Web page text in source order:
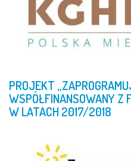
PROJEKT
WSPÓŁFINANSOWANYZ
WLATACH2017/2018